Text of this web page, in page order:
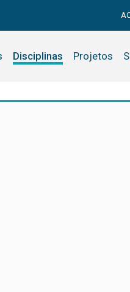
Disciplinas Projetos